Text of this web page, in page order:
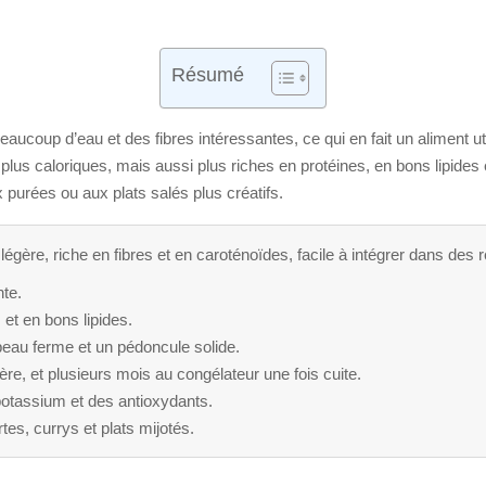
Résumé
d’eau et des fibres intéressantes, ce qui en fait un aliment
caloriques, mais aussi plus riches en protéines, en bons
ou aux plats salés plus créatifs.
riche en fibres et en caroténoïdes, facile à intégrer dans des
en bons lipides.
ferme et un pédoncule solide.
et plusieurs mois au congélateur une fois cuite.
et des antioxydants.
currys et plats mijotés.